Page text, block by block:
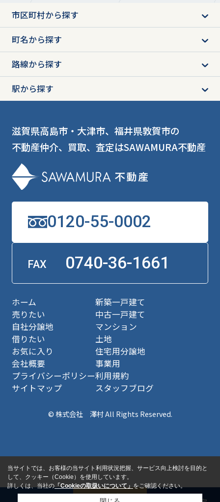
市区町村から探す
町名から探す
路線から探す
駅から探す
滋賀県高島市・大津市、福井県敦賀市の
不動産仲介、買取、査定はSAWAMURA不動産
0120-55-0002
FAX 0740-36-1661
ホーム
売りたい
自社分譲地
借りたい
お気に入り
会社概要
プライバシーポリシー
サイトマップ
新築一戸建て
中古一戸建て
マンション
土地
住宅用分譲地
事業用
利用規約
スタッフブログ
© 株式会社 澤村 All Rights Reserved.
当サイトでは、お客様の当サイト利用状況把握、サービス向上検討を目的と
して、クッキー（Cookie）を使用しています。
詳しくは、当社の「Cookieの取扱いについて」をご確認ください。